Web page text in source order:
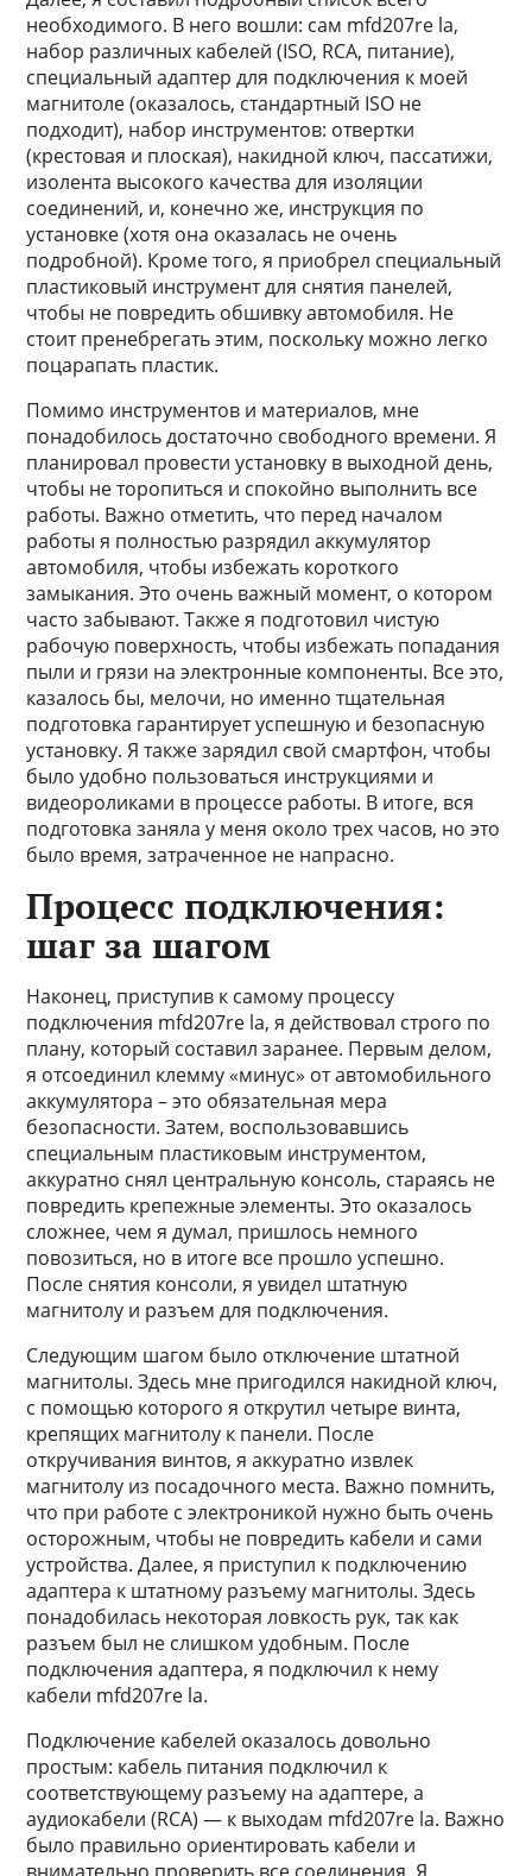
необходимого. В него вошли: сам mfd207re la,
набор различных кабелей (ISO, RCA, питание),
специальный адаптер для подключения к моей
магнитоле (оказалось, стандартный ISO не
подходит), набор инструментов: отвертки
(крестовая и плоская), накидной ключ, пассатижи,
изолента высокого качества для изоляции
соединений, и, конечно же, инструкция по
установке (хотя она оказалась не очень
подробной). Кроме того, я приобрел специальный
пластиковый инструмент для снятия панелей,
чтобы не повредить обшивку автомобиля. Не
стоит пренебрегать этим, поскольку можно легко
поцарапать пластик.
Помимо инструментов и материалов, мне
понадобилось достаточно свободного времени. Я
планировал провести установку в выходной день,
чтобы не торопиться и спокойно выполнить все
работы. Важно отметить, что перед началом
работы я полностью разрядил аккумулятор
автомобиля, чтобы избежать короткого
замыкания. Это очень важный момент, о котором
часто забывают. Также я подготовил чистую
рабочую поверхность, чтобы избежать попадания
пыли и грязи на электронные компоненты. Все это,
казалось бы, мелочи, но именно тщательная
подготовка гарантирует успешную и безопасную
установку. Я также зарядил свой смартфон, чтобы
было удобно пользоваться инструкциями и
видеороликами в процессе работы. В итоге, вся
подготовка заняла у меня около трех часов, но это
было время, затраченное не напрасно.
Процесс подключения:
шаг за шагом
Наконец, приступив к самому процессу
подключения mfd207re la, я действовал строго по
плану, который составил заранее. Первым делом,
я отсоединил клемму «минус» от автомобильного
аккумулятора – это обязательная мера
безопасности. Затем, воспользовавшись
специальным пластиковым инструментом,
аккуратно снял центральную консоль, стараясь не
повредить крепежные элементы. Это оказалось
сложнее, чем я думал, пришлось немного
повозиться, но в итоге все прошло успешно.
После снятия консоли, я увидел штатную
магнитолу и разъем для подключения.
Следующим шагом было отключение штатной
магнитолы. Здесь мне пригодился накидной ключ,
с помощью которого я открутил четыре винта,
крепящих магнитолу к панели. После
откручивания винтов, я аккуратно извлек
магнитолу из посадочного места. Важно помнить,
что при работе с электроникой нужно быть очень
осторожным, чтобы не повредить кабели и сами
устройства. Далее, я приступил к подключению
адаптера к штатному разъему магнитолы. Здесь
понадобилась некоторая ловкость рук, так как
разъем был не слишком удобным. После
подключения адаптера, я подключил к нему
кабели mfd207re la.
Подключение кабелей оказалось довольно
простым: кабель питания подключил к
соответствующему разъему на адаптере, а
аудиокабели (RCA) — к выходам mfd207re la. Важно
было правильно ориентировать кабели и